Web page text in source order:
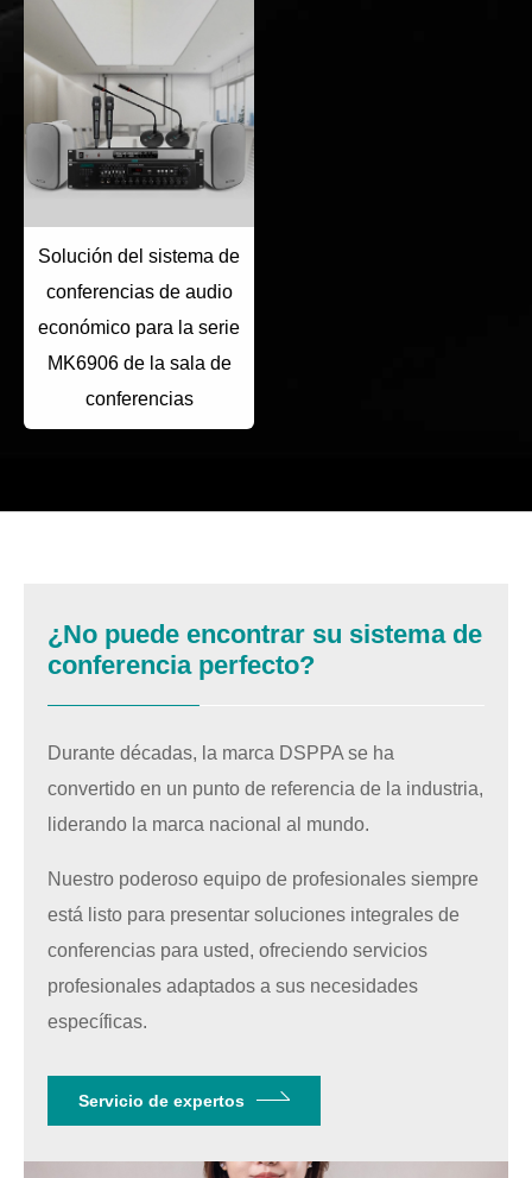
Solución del sistema de
conferencias de audio
económico para la serie
MK6906 de la sala de
conferencias
¿No puede encontrar su sistema de
conferencia perfecto?
Durante décadas, la marca DSPPA se ha
convertido en un punto de referencia de la industria,
liderando la marca nacional al mundo.
Nuestro poderoso equipo de profesionales siempre
está listo para presentar soluciones integrales de
conferencias para usted, ofreciendo servicios
profesionales adaptados a sus necesidades
específicas.
Servicio de expertos